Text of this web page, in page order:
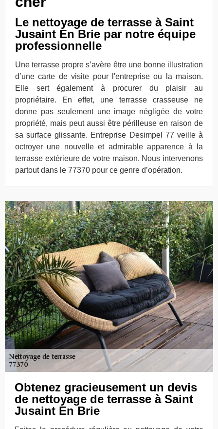
Le nettoyage de terrasse à Saint
Jusaint En Brie par notre équipe
professionnelle
Une terrasse propre s’avère être une bonne illustration
d’une carte de visite pour l'entreprise ou la maison.
Elle sert également à procurer du plaisir au
propriétaire. En effet, une terrasse crasseuse ne
donne pas seulement une image négligée de votre
propriété, mais peut aussi être périlleuse en raison de
sa surface glissante. Entreprise Desimpel 77 veille à
octroyer une nouvelle et admirable apparence à la
terrasse extérieure de votre maison. Nous intervenons
partout dans le 77370 pour ce genre d’opération.
Obtenez gracieusement un devis
de nettoyage de terrasse à Saint
Jusaint En Brie